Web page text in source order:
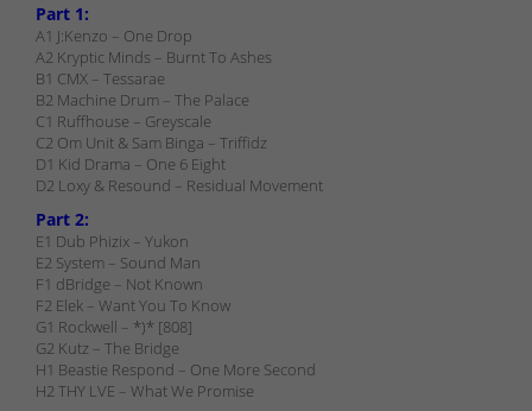
Part 1:
A1 J:Kenzo – One Drop
A2 Kryptic Minds – Burnt To Ashes
B1 CMX – Tessarae
B2 Machine Drum – The Palace
C1 Ruffhouse – Greyscale
C2 Om Unit & Sam Binga – Triffidz
D1 Kid Drama – One 6 Eight
D2 Loxy & Resound – Residual Movement
Part 2:
E1 Dub Phizix – Yukon
E2 System – Sound Man
F1 dBridge – Not Known
F2 Elek – Want You To Know
G1 Rockwell – *)* [808]
G2 Kutz – The Bridge
H1 Beastie Respond – One More Second
H2 THY LVE – What We Promise